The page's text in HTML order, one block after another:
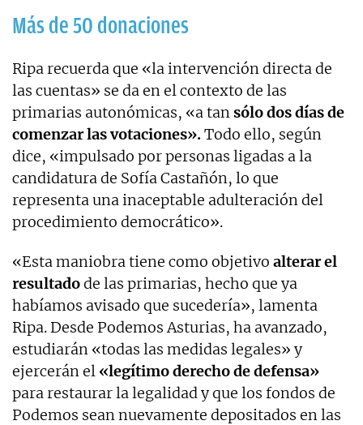
Más de 50 donaciones
Ripa recuerda que «la intervención directa de
las cuentas» se da en el contexto de las
primarias autonómicas, «a tansólo dos días de
comenzar las votaciones».Todo ello, según
dice, «impulsado por personas ligadas a la
candidatura de Sofía Castañón, lo que
representa una inaceptable adulteración del
procedimiento democrático».
«Esta maniobra tiene como objetivo alterar el
resultadode las primarias, hecho que ya
habíamos avisado que sucedería», lamenta
Ripa. Desde Podemos Asturias, ha avanzado,
estudiarán «todas las medidas legales» y
ejercerán el «legítimo derecho de defensa»
para restaurar la legalidad y que los fondos de
Podemos sean nuevamente depositados en las